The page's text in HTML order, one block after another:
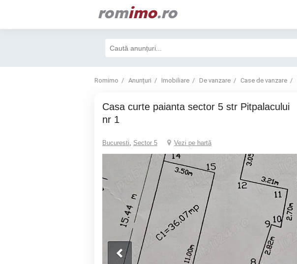
romimo.ro
Romimo Anunțuri Imobiliare De vanzare Case de vanzare
Casa curte paianta sector 5 str Pitpalacului
nr 1
Bucuresti
Sector 5 Vezi pe hartă